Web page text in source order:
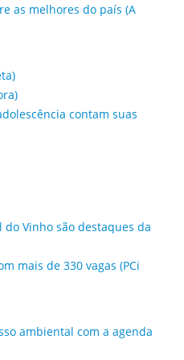
as melhores do país (A
contam suas
do Vinho são destaques da
mais de 330 vagas (PCi
ambiental com a agenda